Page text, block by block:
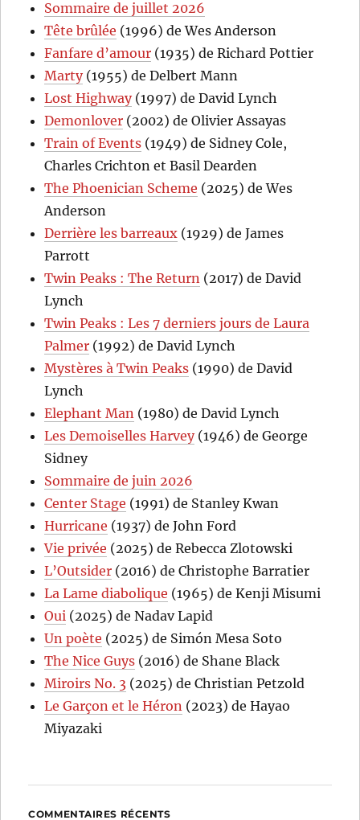
Sommaire de juillet 2026
Tête brûlée (1996) de Wes Anderson
Fanfare d’amour (1935) de Richard Pottier
Marty(1955) de Delbert Mann
Lost Highway(1997) de David Lynch
Demonlover (2002) de Olivier Assayas
Train of Events (1949) de Sidney Cole,
Charles Crichton et Basil Dearden
The Phoenician Scheme (2025) de Wes
Anderson
Derrière les barreaux (1929) de James
Parrott
Twin Peaks : The Return (2017) de David
Lynch
Twin Peaks : Les 7 derniers jours de Laura
Palmer (1992) de David Lynch
Mystères à Twin Peaks (1990) de David
Lynch
Elephant Man (1980) de David Lynch
Les Demoiselles Harvey(1946) de George
Sidney
Sommaire de juin 2026
Center Stage (1991) de Stanley Kwan
Hurricane (1937) de John Ford
Vie privée (2025) de Rebecca Zlotowski
L’Outsider (2016) de Christophe Barratier
La Lame diabolique (1965) de Kenji Misumi
Oui (2025) de Nadav Lapid
Un poète (2025) de Simón Mesa Soto
The Nice Guys (2016) de Shane Black
Miroirs No. 3 (2025) de Christian Petzold
Le Garçon et le Héron (2023) de Hayao
Miyazaki
COMMENTAIRES RÉCENTS